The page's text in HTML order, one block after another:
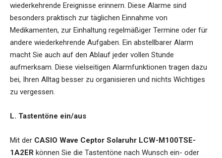
wiederkehrende Ereignisse erinnern. Diese Alarme sind
besonders praktisch zur täglichen Einnahme von
Medikamenten, zur Einhaltung regelmäßiger Termine oder für
andere wiederkehrende Aufgaben. Ein abstellbarer Alarm
macht Sie auch auf den Ablauf jeder vollen Stunde
aufmerksam. Diese vielseitigen Alarmfunktionen tragen dazu
bei, Ihren Alltag besser zu organisieren und nichts Wichtiges
zu vergessen.
L. Tastentöne ein/aus
Mit der CASIO Wave Ceptor Solaruhr LCW-M100TSE-
1A2ER können Sie die Tastentöne nach Wunsch ein- oder